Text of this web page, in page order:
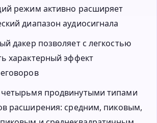
режим активно расширяет
диапазон аудиосигнала
дакер позволяет с легкостью
характерный эффект
продвинутыми типами
расширения: средним, пиковым,